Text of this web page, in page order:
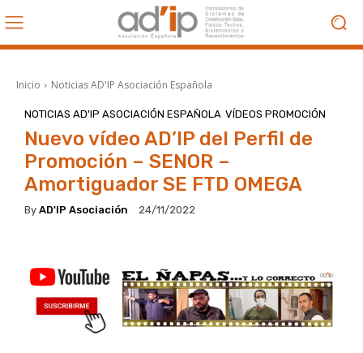
Inicio Noticias AD'IP Asociación Española
NOTICIAS AD'IP ASOCIACIÓN ESPAÑOLA VÍDEOS PROMOCIÓN
Nuevo vídeo AD’IP del Perfil de
Promoción – SENOR –
Amortiguador SE FTD OMEGA
By AD'IP Asociación 24/11/2022